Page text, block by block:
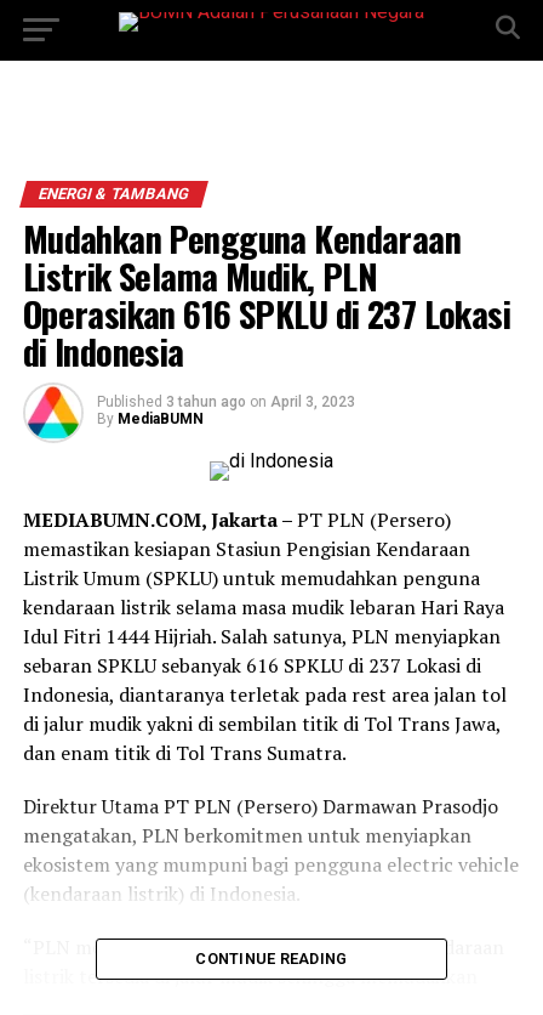
ENERGI & TAMBANG
Mudahkan Pengguna Kendaraan
Listrik Selama Mudik, PLN
Operasikan 616 SPKLU di 237 Lokasi
di Indonesia
Published 3 tahun ago on April 3, 2023
By MediaBUMN
MEDIABUMN.COM, Jakarta –PT PLN (Persero)
memastikan kesiapan Stasiun Pengisian Kendaraan
Listrik Umum (SPKLU) untuk memudahkan penguna
kendaraan listrik selama masa mudik lebaran Hari Raya
Idul Fitri 1444 Hijriah. Salah satunya, PLN menyiapkan
sebaran SPKLU sebanyak 616 SPKLU di 237 Lokasi di
Indonesia, diantaranya terletak pada rest area jalan tol
di jalur mudik yakni di sembilan titik di Tol Trans Jawa,
dan enam titik di Tol Trans Sumatra.
Direktur Utama PT PLN (Persero) Darmawan Prasodjo
mengatakan, PLN berkomitmen untuk menyiapkan
ekosistem yang mumpuni bagi pengguna electric vehicle
(kendaraan listrik) di Indonesia.
“PLN memastikan infrastruktur pendukung kendaraan
listrik tersedia di jalur mudik sehingga memudahkan
CONTINUE READING